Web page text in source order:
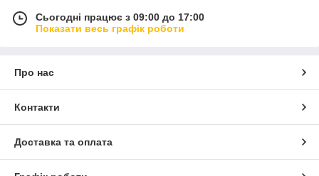
Сьогодні працює з 09:00 до 17:00
Показати весь графік роботи
Про нас
Контакти
Доставка та оплата